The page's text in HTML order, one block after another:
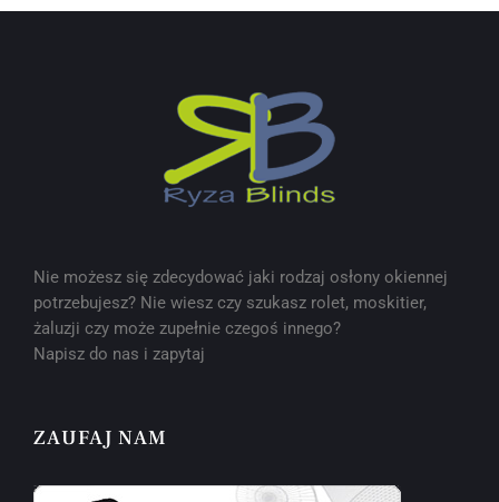
Nie możesz się zdecydować jaki rodzaj osłony okiennej
potrzebujesz? Nie wiesz czy szukasz rolet, moskitier,
żaluzji czy może zupełnie czegoś innego?
Napisz do nas i zapytaj
ZAUFAJ NAM